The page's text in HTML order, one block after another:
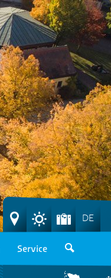
Service
DE